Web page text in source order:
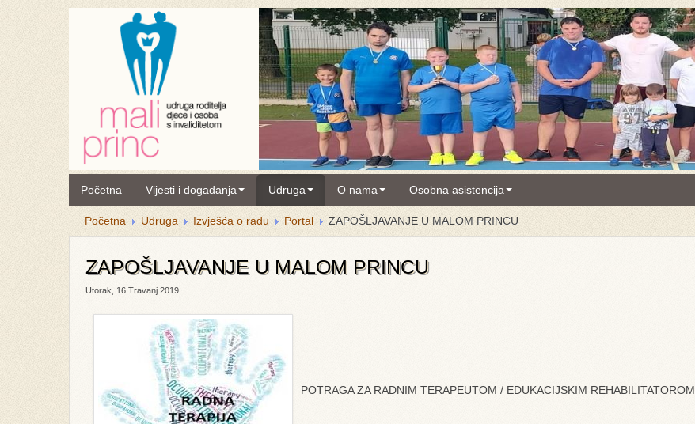
Početna Vijesti i događanja Udruga O nama Osobna asistencija
Početna Udruga Izvješća o radu Portal ZAPOŠLJAVANJE U MALOM PRINCU
ZAPOŠLJAVANJE U MALOM PRINCU
Utorak, 16 Travanj 2019
POTRAGA ZA RADNIM TERAPEUTOM / EDUKACIJSKIM REHABILITATOROM